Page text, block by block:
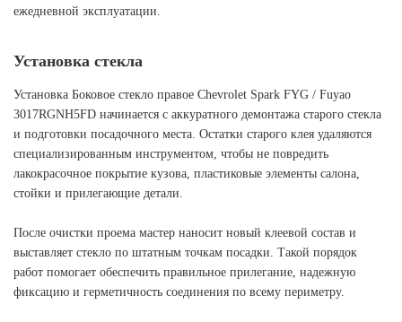
ежедневной эксплуатации.
Установка стекла
Установка Боковое стекло правое Chevrolet Spark FYG / Fuyao
3017RGNH5FD начинается с аккуратного демонтажа старого стекла
и подготовки посадочного места. Остатки старого клея удаляются
специализированным инструментом, чтобы не повредить
лакокрасочное покрытие кузова, пластиковые элементы салона,
стойки и прилегающие детали.
После очистки проема мастер наносит новый клеевой состав и
выставляет стекло по штатным точкам посадки. Такой порядок
работ помогает обеспечить правильное прилегание, надежную
фиксацию и герметичность соединения по всему периметру.